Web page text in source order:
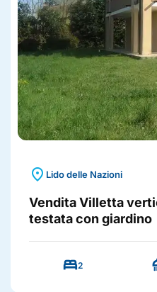
location_on Lido delle Nazioni
Vendita Villetta
testata con giardino
bed2